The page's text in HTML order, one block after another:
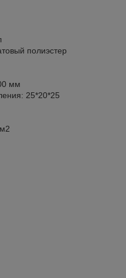
полиэстер
мм
25*20*25